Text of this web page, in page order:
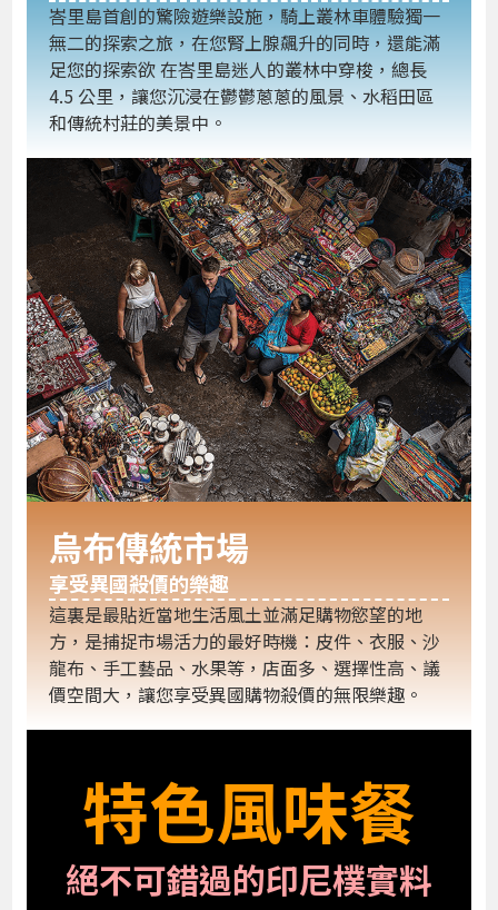
峇里島首創的驚險遊樂設施，騎上叢林車體驗獨一
無二的探索之旅，在您腎上腺飆升的同時，還能滿
足您的探索欲 在峇里島迷人的叢林中穿梭，總長
4.5 公里，讓您沉浸在鬱鬱蔥蔥的風景、水稻田區
和傳統村莊的美景中。
烏布傳統市場
享受異國殺價的樂趣
這裏是最貼近當地生活風土並滿足購物慾望的地
方，是捕捉市場活力的最好時機：皮件、衣服、沙
龍布、手工藝品、水果等，店面多、選擇性高、議
價空間大，讓您享受異國購物殺價的無限樂趣。
特色風味餐
絕不可錯過的印尼樸實料